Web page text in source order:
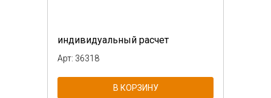
индивидуальный расчет
Арт: 36318
В КОРЗИНУ